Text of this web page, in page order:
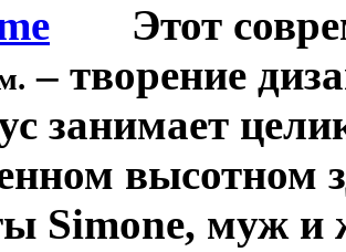
Этот
– творение
занимает
высотном
Simone, муж и